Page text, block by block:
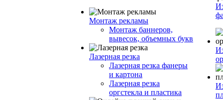
Монтаж рекламы
Монтаж баннеров,
вывесок, объемных букв
Лазерная резка
Лазерная резка фанеры
и картона
Лазерная резка
оргстекла и пластика